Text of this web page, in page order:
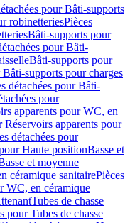
pour Bâti-supports
robinetteriesPièces
Bâti-supports pour
pour Bâti-
Bâti-supports pour
Bâti-supports pour charges
détachées pour Bâti-
pour
apparents pour WC, en
Réservoirs apparents pour
détachées pour
Haute positionBasse et
et moyenne
céramique sanitairePièces
WC, en céramique
Tubes de chasse
pour Tubes de chasse